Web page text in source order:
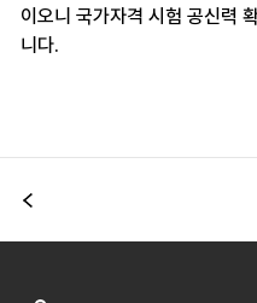
이오니 국가자격 시험 공신력
니다.
이전